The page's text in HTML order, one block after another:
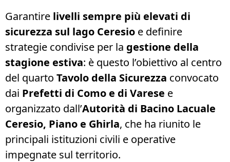
Garantire livelli sempre più elevati di
sicurezza sul lago Ceresio e definire
strategie condivise per la gestione della
stagione estiva: è questo l’obiettivo al centro
del quarto Tavolo della Sicurezza convocato
dai Prefetti di Como e di Varese e
organizzato dall’Autorità di Bacino Lacuale
Ceresio, Piano e Ghirla, che ha riunito le
principali istituzioni civili e operative
impegnate sul territorio.